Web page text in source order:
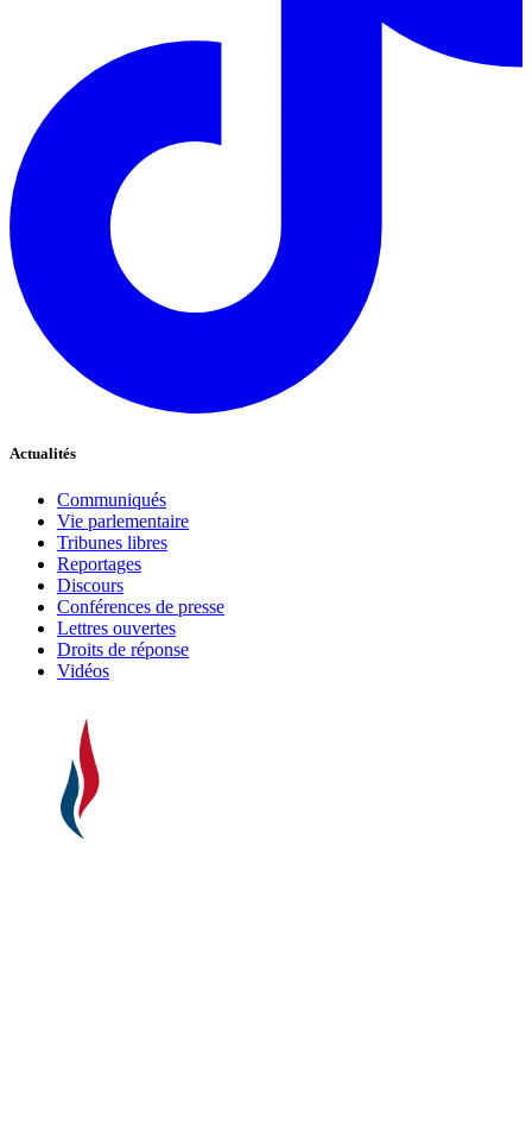
Actualités
Communiqués
Vie parlementaire
Tribunes libres
Reportages
Discours
Conférences de presse
Lettres ouvertes
Droits de réponse
Vidéos